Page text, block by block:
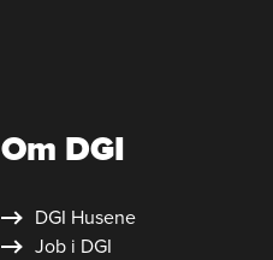
Om DGI
DGI Husene
Job i DGI